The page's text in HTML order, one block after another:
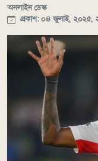
অনলাইন ডেস্ক
প্রকাশ: ০৪ জুলাই, ২০২৫,